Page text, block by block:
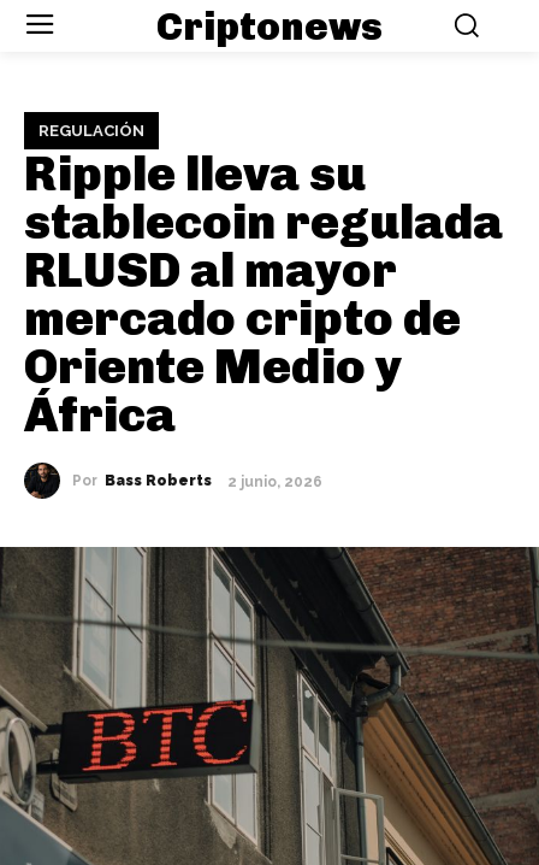
Criptonews
REGULACIÓN
Ripple lleva su
stablecoin regulada
RLUSD al mayor
mercado cripto de
Oriente Medio y
África
Por Bass Roberts 2 junio, 2026